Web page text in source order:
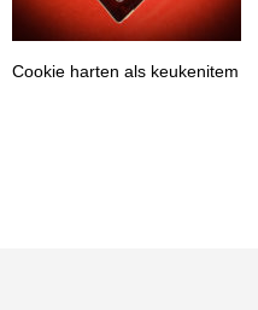
Cookie harten als keukenitem